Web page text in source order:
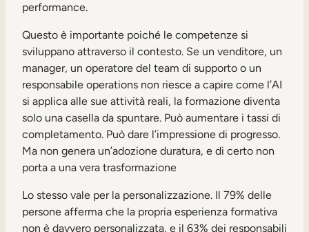
performance.
Questo è importante poiché le competenze si
sviluppano attraverso il contesto. Se un venditore, un
manager, un operatore del team di supporto o un
responsabile operations non riesce a capire come l’AI
si applica alle sue attività reali, la formazione diventa
solo una casella da spuntare. Può aumentare i tassi di
completamento. Può dare l’impressione di progresso.
Ma non genera un’adozione duratura, e di certo non
porta a una vera trasformazione
Lo stesso vale per la personalizzazione. Il 79% delle
persone afferma che la propria esperienza formativa
non è davvero personalizzata, e il 63% dei responsabili